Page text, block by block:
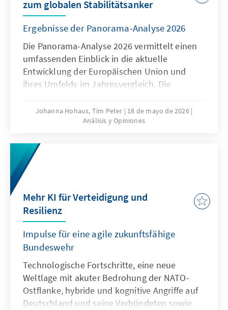
zum globalen Stabilitätsanker
Ergebnisse der Panorama-Analyse 2026
Die Panorama-Analyse 2026 vermittelt einen
umfassenden Einblick in die aktuelle
Entwicklung der Europäischen Union und
ihres Umfelds im Jahresvergleich. Die
multithematische Standortbestimmung in
den Bereichen Innovation und
Ausrichtung der Mitgliedstaaten und Globales
Umfeld. Durch die Verwendung qualitativer
und quantitativer Indikatoren gibt sie
Entwicklungen.
Johanna Hohaus, Tim Peter
18 de mayo de 2026
Análisis y Opiniones
Mehr KI für Verteidigung und
Resilienz
Impulse für eine agile zukunftsfähige
Bundeswehr
Technologische Fortschritte, eine neue
Weltlage mit akuter Bedrohung der NATO-
Ostflanke, hybride und kognitive Angriffe auf
Deutschland und seine Verbündeten sowie